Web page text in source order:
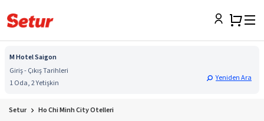
M Hotel Saigon
Giriş - Çıkış Tarihleri
1 Oda, 2 Yetişkin
Yeniden Ara
Setur Ho Chi Minh City Otelleri